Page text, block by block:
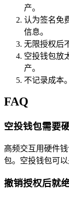
产。
认为签名免
信息。
无限授权后
空投钱包放
产。
不记录成本
FAQ
空投钱包需要
高频交互用硬件
包。空投钱包可以
撤销授权后就